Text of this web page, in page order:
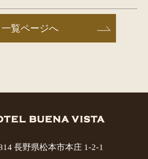
一覧ページへ
長野県松本市本庄 1-2-1